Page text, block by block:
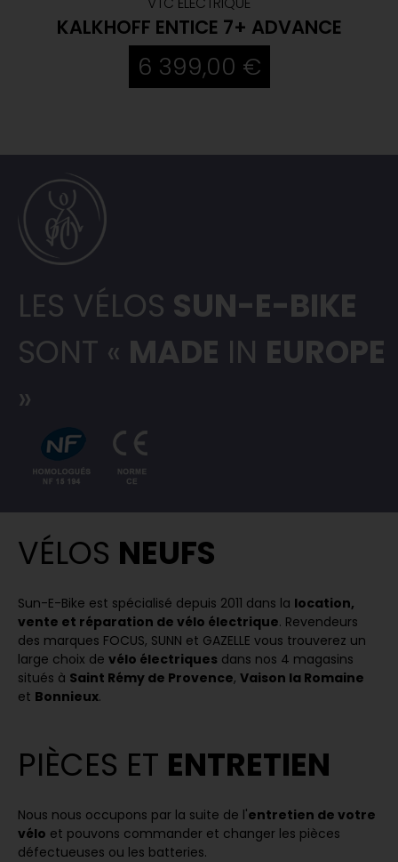
KALKHOFF ENTICE 7+ ADVANCE
6 399,00 €
LES VÉLOS SUN-E-BIKE
SONT « MADE IN EUROPE
»
VÉLOS NEUFS
Sun-E-Bike est spécialisé depuis 2011 dans la location,
vente et réparation de vélo électrique. Revendeurs
des marques FOCUS, SUNN et GAZELLE vous trouverez un
large choix de vélo électriques dans nos 4 magasins
situés à Saint Rémy de Provence, Vaison la Romaine
et Bonnieux.
PIÈCES ET ENTRETIEN
Nous nous occupons par la suite de l'entretien de votre
vélo et pouvons commander et changer les pièces
défectueuses ou les batteries.